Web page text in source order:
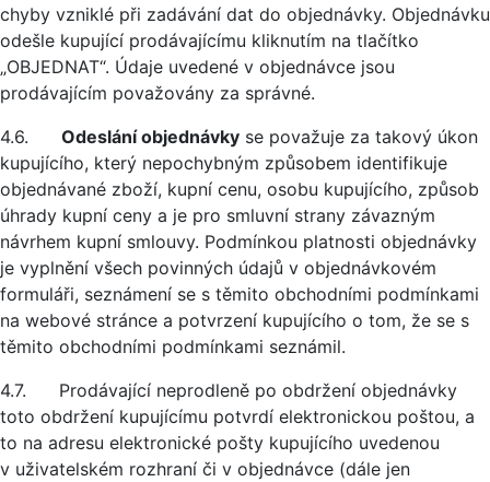
chyby vzniklé při zadávání dat do objednávky. Objednávku
odešle kupující prodávajícímu kliknutím na tlačítko
„OBJEDNAT“. Údaje uvedené v objednávce jsou
prodávajícím považovány za správné.
4.6. Odeslání objednávky se považuje za takový úkon
kupujícího, který nepochybným způsobem identifikuje
objednávané zboží, kupní cenu, osobu kupujícího, způsob
úhrady kupní ceny a je pro smluvní strany závazným
návrhem kupní smlouvy. Podmínkou platnosti objednávky
je vyplnění všech povinných údajů v objednávkovém
formuláři, seznámení se s těmito obchodními podmínkami
na webové stránce a potvrzení kupujícího o tom, že se s
těmito obchodními podmínkami seznámil.
4.7. Prodávající neprodleně po obdržení objednávky
toto obdržení kupujícímu potvrdí elektronickou poštou, a
to na adresu elektronické pošty kupujícího uvedenou
v uživatelském rozhraní či v objednávce (dále jen